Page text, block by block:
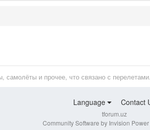
самолёты и прочее, что связано с перелетами.
Language Contact
tforum.uz
Community Software by Invision